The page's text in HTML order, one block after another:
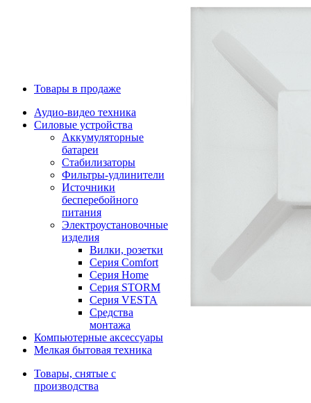
Товары в продаже
Аудио-видео техника
Силовые устройства
Аккумуляторные
батареи
Стабилизаторы
Фильтры-удлинители
Источники
бесперебойного
питания
Электроустановочные
изделия
Вилки, розетки
Серия Comfort
Серия Home
Серия STORM
Серия VESTA
Средства
монтажа
Компьютерные аксессуары
Мелкая бытовая техника
Товары, снятые с
производства